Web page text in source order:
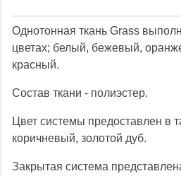
Однотонная ткань Grass
цветах; белый, бежевый,
красный.
Состав ткани - полиэстер.
Цвет системы предоставлен в
коричневый, золотой дуб.
Закрытая система